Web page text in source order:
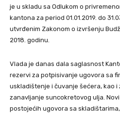
je u skladu sa Odlukom o
kantona za period 01.01.2019. do
utvrđenim Zakonom o izvršenju
2018. godinu.
Vlada je danas dala saglasnost
rezervi za potpisivanje ugovora sa
uskladištenje i čuvanje šećera, kao
zanavljanje suncokretovog ulja.
postojećih ugovora sa